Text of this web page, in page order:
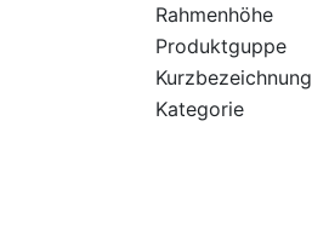
Rahmenhöhe
Produktguppe
Kurzbezeichnung
Kategorie